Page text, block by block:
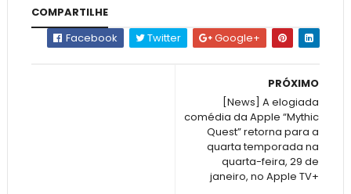
COMPARTILHE
Facebook
Twitter Google+
PRÓXIMO
[News] A elogiada
comédia da Apple “Mythic
Quest” retorna para a
quarta temporada na
quarta-feira, 29 de
janeiro, no Apple TV+